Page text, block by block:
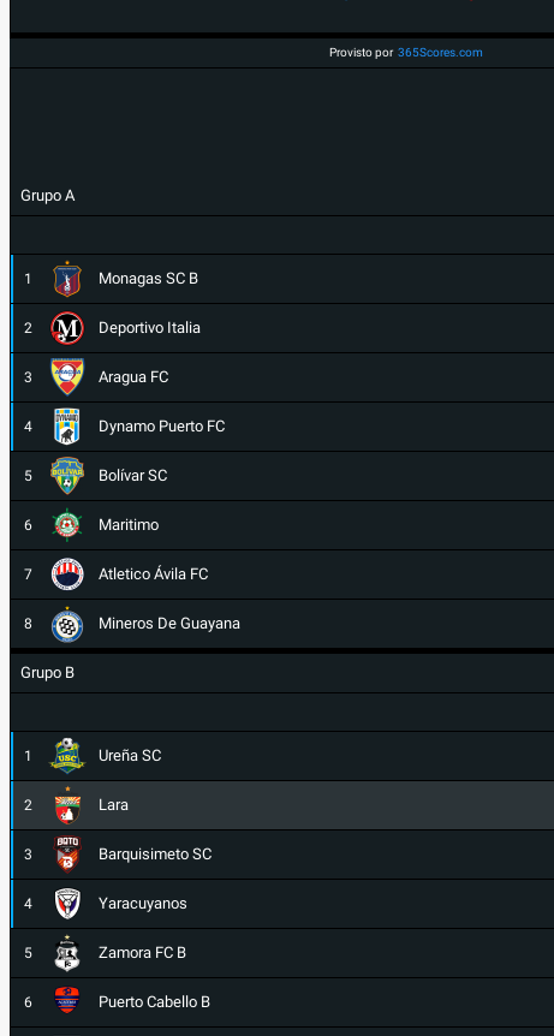
Provisto por 365Scores.com
Grupo A
1 Monagas SC B
2 Deportivo Italia
3 Aragua FC
4 Dynamo Puerto FC
5 Bolívar SC
6 Maritimo
7 Atletico Ávila FC
8 Mineros De Guayana
Grupo B
1 Ureña SC
2 Lara
3 Barquisimeto SC
4 Yaracuyanos
5 Zamora FC B
6 Puerto Cabello B